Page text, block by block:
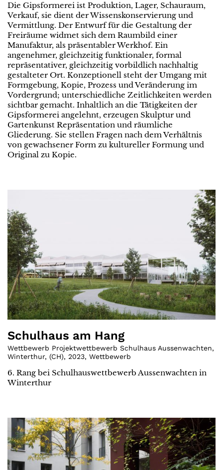
Die Gipsformerei ist Produktion, Lager, Schauraum,
Verkauf, sie dient der Wissenskonservierung und
Vermittlung. Der Entwurf für die Gestaltung der
Freiräume widmet sich dem Raumbild einer
Manufaktur, als präsentabler Werkhof. Ein
angenehmer, gleichzeitig funktionaler, formal
repräsentativer, gleichzeitig vorbildlich nachhaltig
gestalteter Ort. Konzeptionell steht der Umgang mit
Formgebung, Kopie, Prozess und Veränderung im
Vordergrund; unterschiedliche Zeitlichkeiten werden
sichtbar gemacht. Inhaltlich an die Tätigkeiten der
Gipsformerei angelehnt, erzeugen Skulptur und
Gartenkunst Repräsentation und räumliche
Gliederung. Sie stellen Fragen nach dem Verhältnis
von gewachsener Form zu kultureller Formung und
Original zu Kopie.
Schulhaus am Hang
Wettbewerb Projektwettbewerb Schulhaus Aussenwachten,
Winterthur, (CH), 2023, Wettbewerb
6. Rang bei Schulhauswettbewerb Aussenwachten in
Winterthur